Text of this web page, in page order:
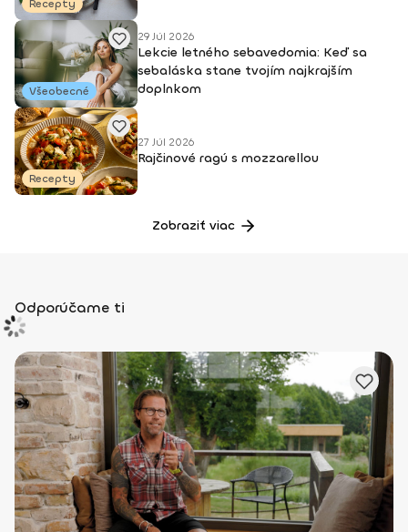
Recepty
Všeobecné
29 Júl 2026
Lekcie letného sebavedomia: Keď sa
sebaláska stane tvojím najkrajším
doplnkom
Recepty
27 Júl 2026
Rajčinové ragú s mozzarellou
Zobraziť viac
Odporúčame ti